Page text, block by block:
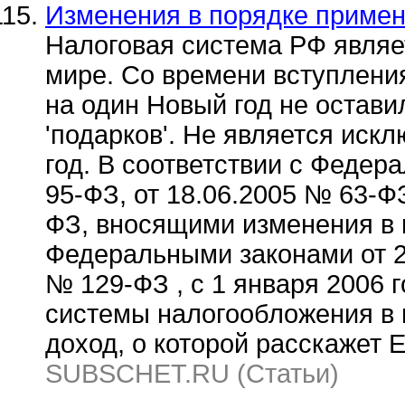
Изменения в порядке
Налоговая система РФ
мире. Со времени
на один Новый год не
'подарков'. Не является
год. В соответствии с
95-ФЗ, от 18.06.2005 № 63-
ФЗ, вносящими изменения в
Федеральными законами от
№ 129-ФЗ , с 1 января 2006
системы налогообложения
доход, о которой расскажет
SUBSCHET.RU (Статьи)